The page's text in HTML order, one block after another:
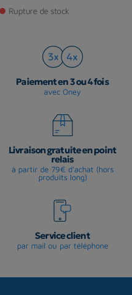
Rupture de stock
Paiement en 3 ou 4 fois
avec Oney
Livraison gratuite en point
relais
à partir de 79€ d'achat (hors
produits long)
Service client
par mail ou par téléphone